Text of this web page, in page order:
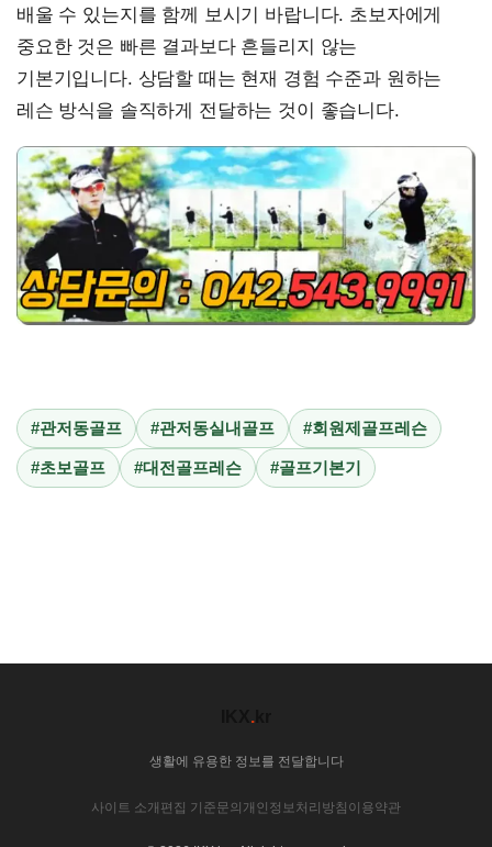
배울 수 있는지를 함께 보시기 바랍니다. 초보자에게
중요한 것은 빠른 결과보다 흔들리지 않는
기본기입니다. 상담할 때는 현재 경험 수준과 원하는
레슨 방식을 솔직하게 전달하는 것이 좋습니다.
#관저동골프 #관저동실내골프 #회원제골프레슨
#초보골프 #대전골프레슨 #골프기본기
.
생활에 유용한 정보를 전달합니다
사이트 소개 편집 기준문의 개인정보처리방침 이용약관